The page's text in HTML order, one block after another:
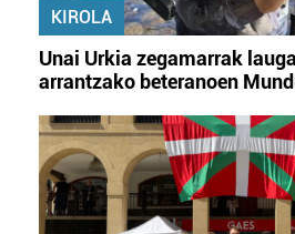
KIROLA
Unai Urkia zegamarrak
arrantzako beteranoen